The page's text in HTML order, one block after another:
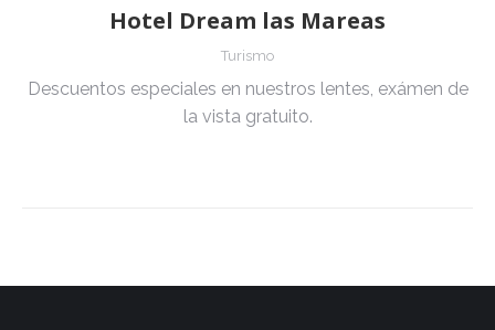
Hotel Dream las Mareas
Turismo
Descuentos especiales en nuestros lentes, exámen de
la vista gratuito.